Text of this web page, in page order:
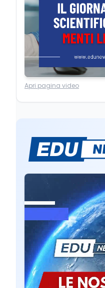
Cultura7
Franca
Giulia: il
Scuola
“Noi
Miniato,
studente
5
Editoriali
Camere
premier
Bari il 4
longevo
Cultura
del
Apri pagina video